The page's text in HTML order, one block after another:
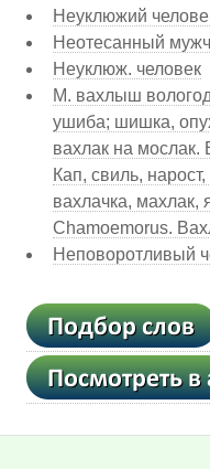
Неуклюжий
Неотесанный
Неуклюж. человек
М. вахлыш
ушиба; шишка,
вахлак на
Кап, свиль,
вахлачка, махлак,
Chamoemorus.
Неповоротливый